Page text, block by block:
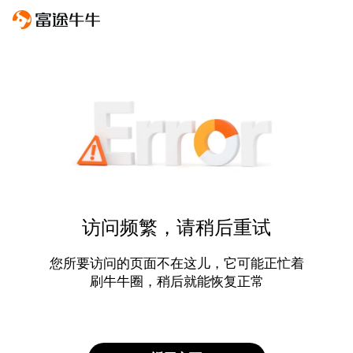
访问频繁，请稍后重试
您所要访问的页面不在这儿，它可能正忙着
刷牛牛圈，稍后就能恢复正常